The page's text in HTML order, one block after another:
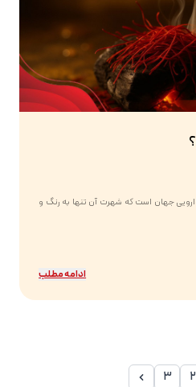
دارویی جهان است که شهرت آن تنها به رنگ و
ادامه مطلب
2
3